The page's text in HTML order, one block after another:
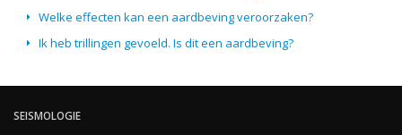
Welke effecten kan een aardbeving veroorzaken?
Ik heb trillingen gevoeld. Is dit een aardbeving?
SEISMOLOGIE